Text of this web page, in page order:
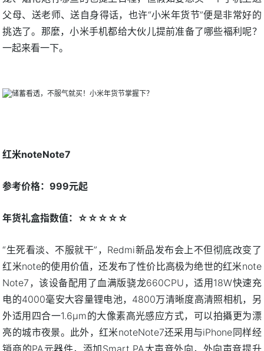
父母、送老师、送自身得话，也许“小米年货节”便是非常好的
挑选了。那麼，小米手机都给大伙儿提前准备了哪些褔利呢？
一起来看一下。
红米noteNote7
参考价格：999元起
年货礼盒指数值：☆☆☆☆☆
“生死看淡、不服就干”，Redmi新品发布会上不但彻底改变了
红米note的使用价值，还发布了性价比高极为绝世的红米note
Note7，该设备配用了血满版骁龙660CPU，适用18W快速充
电的4000毫安大容量锂电池，4800万清晰度高清照相机，另
外适用四合一1.6μm的大像素高光感应方式，可以拍攝更为漂
亮的城市夜景。此外，红米noteNote7还采用与iPhone同样经
销商的PA元器件，添加Smart PA大声音外向，外向声音提升